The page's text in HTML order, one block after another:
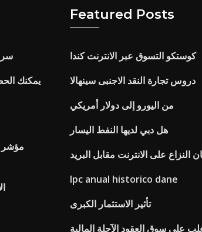
يمكنك
مؤشر
Featured Posts
كوستكو التسوق عبر الانترنت كندا
دروس تجارة النقد الاجنبى سينهالا
من اليورو إلى دولار أمريكي
هل دبي لديها النفط اليسار
النزاع على الانترنت مقابل البريد
Ipc anual historico dane
تأثير الاستثمار الكبرى
على سوق العقود الآجلة المالية